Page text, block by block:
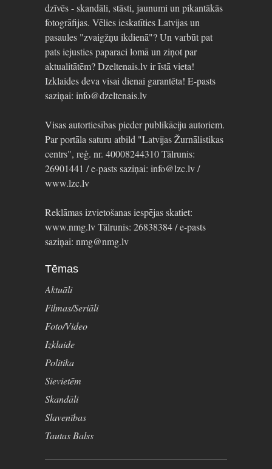
dzīvēs - skandāli, stāsti, jaunumi un pikantākās
fotogrāfijas. Vēlies ieskatīties Latvijas un
pasaules "zvaigžņu ikdienā"? Un varbūt pat
pats iejusties paparaci lomā un ziņot par
aktualitātēm? Dzeltenais.lv ir īstā vieta!
Izklaides deva visai dienai garantēta! E-pasts
saziņai: info@dzeltenais.lv
Visas autortiesības pieder publikāciju autoriem.
Par portāla saturu atbild "Latvijas Žurnālistikas
centrs", reģ. nr. 40008244310 Tālrunis:
26901441 / e-pasts saziņai: info@lzc.lv /
www.lzc.lv
Reklāmas izvietošanas iespējas skatiet:
www.nmg.lv Tālrunis: 26838384 / e-pasts
saziņai: nmg@nmg.lv
Tēmas
Aktuāli
Filmas/Seriāli
Foto/Video
Izklaide
Politika
Sievietēm
Skandāli
Slavenības
Tautas Balss